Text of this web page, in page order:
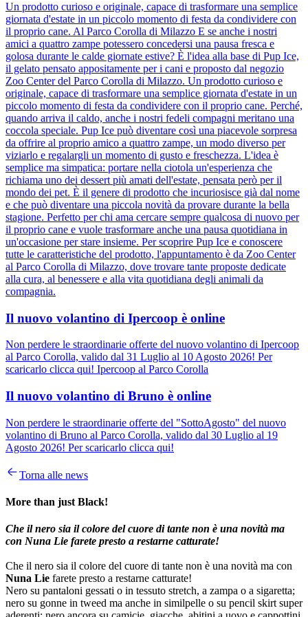
Un prodotto curioso e originale, capace di trasformare una semplice
giornata d'estate in un piccolo momento di festa da condividere con
il proprio cane. Al Parco Corolla di Milazzo E se anche i nostri
amici a quattro zampe potessero concedersi una pausa fresca e
golosa durante le calde giornate estive? È l'idea alla base di Pup Ice,
il gelato pensato appositamente per i cani e proposto dal negozio
Zoo Center del Parco Corolla di Milazzo. Un prodotto curioso e
originale, capace di trasformare una semplice giornata d'estate in un
piccolo momento di festa da condividere con il proprio cane. Perché,
quando arriva il caldo, anche i nostri fedeli compagni meritano una
coccola speciale. Pup Ice può diventare così una piacevole sorpresa
da offrire al proprio amico a quattro zampe, un modo diverso per
viziarlo e regalargli un momento di gusto e freschezza. L'idea è
semplice ma simpatica: portare nella ciotola un'esperienza che
richiama uno dei dessert più amati dell'estate, pensata però per il
mondo dei pet. È il genere di prodotto che incuriosisce già dal nome
e che può diventare una piccola novità da provare durante la bella
stagione. Perfetto per chi ama cercare sempre qualcosa di nuovo per
il proprio cane e vuole trasformare anche una pausa quotidiana in
un'occasione per stare insieme. Per scoprire Pup Ice e conoscere
tutte le caratteristiche del prodotto, l'appuntamento è da Zoo Center
al Parco Corolla di Milazzo, dove trovare tante proposte dedicate
alla cura, al benessere e alla vita quotidiana degli animali da
compagnia.
Il nuovo volantino di Ipercoop è online
Non perdere le straordinarie offerte del nuovo volantino di Ipercoop
al Parco Corolla, valido dal 31 Luglio al 10 Agosto 2026! Per
scaricarlo clicca qui! Ipercoop al Parco Corolla
Il nuovo volantino di Bruno è online
Non perdere le straordinarie offerte del "SottoAgosto" del nuovo
volantino di Bruno al Parco Corolla, valido dal 30 Luglio al 19
Agosto 2026! Per scaricarlo clicca qui!
Torna alle news
More than just Black!
Che il nero sia il colore del cuore di tante non è una novità ma
con Nuna Lie farete presto a restarne catturate!
Che il nero sia il colore del cuore di tante non è una novità ma con
Nuna Lie farete presto a restarne catturate!
Nero su pantaloni gessati o in tessuto stretch, a zampa o a sigaretta;
nero su gonne in tweed ma anche in similpelle o su pencil skirt super